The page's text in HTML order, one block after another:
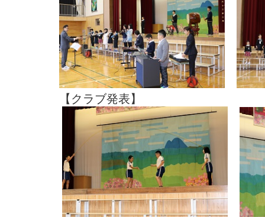
【クラブ発表】